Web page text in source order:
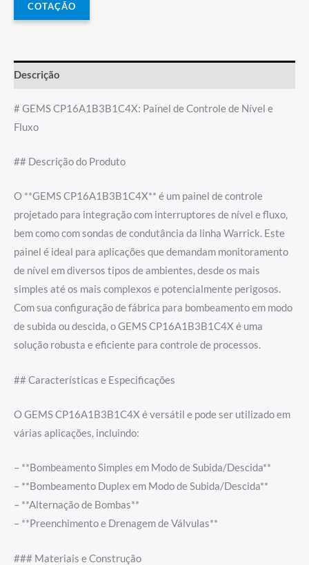
COTAÇÃO
Descrição
# GEMS CP16A1B3B1C4X: Painel de Controle de Nível e
Fluxo
## Descrição do Produto
O **GEMS CP16A1B3B1C4X** é um painel de controle
projetado para integração com interruptores de nível e fluxo,
bem como com sondas de condutância da linha Warrick. Este
painel é ideal para aplicações que demandam monitoramento
de nível em diversos tipos de ambientes, desde os mais
simples até os mais complexos e potencialmente perigosos.
Com sua configuração de fábrica para bombeamento em modo
de subida ou descida, o GEMS CP16A1B3B1C4X é uma
solução robusta e eficiente para controle de processos.
## Características e Especificações
O GEMS CP16A1B3B1C4X é versátil e pode ser utilizado em
várias aplicações, incluindo:
– **Bombeamento Simples em Modo de Subida/Descida**
– **Bombeamento Duplex em Modo de Subida/Descida**
– **Alternação de Bombas**
– **Preenchimento e Drenagem de Válvulas**
### Materiais e Construção